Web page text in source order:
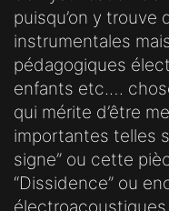
puisqu’on y
instrumentales
pédagogiques
enfants etc.…
qui mérite d’être
importantes telles
signe” ou cette
“Dissidence” ou
électroacoustiques